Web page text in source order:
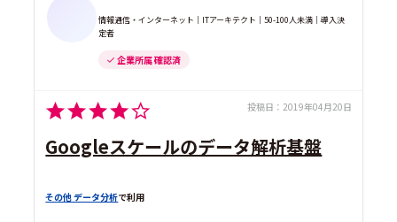
情報通信・インターネット｜ITアーキテクト｜50-100人未満｜導入決
定者
企業所属 確認済
投稿日： 2019年04月20日
Googleスケールのデータ解析基盤
その他 データ分析で利用